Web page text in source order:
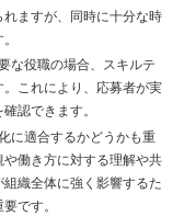
ますが、同時に十分な時
な役職の場合、スキルテ
これにより、応募者が実
認できます。
に適合するかどうかも重
働き方に対する理解や共
織全体に強く影響するた
です。